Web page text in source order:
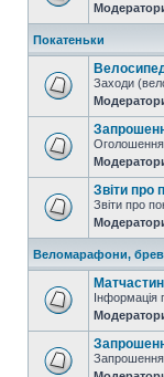
Покатеньки
Заходи
Оголошення
Звіти про
Звіти про
Веломарафони,
Інформація
Запрошення